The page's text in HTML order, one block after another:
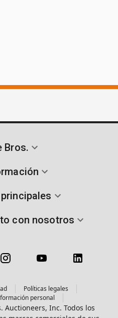
Bros.
con nosotros
Políticas legales
personal
Auctioneers, Inc. Todos los